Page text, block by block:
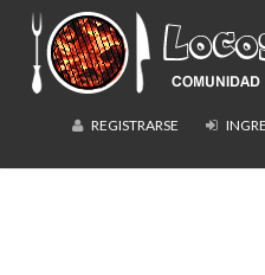
REGISTRARSE